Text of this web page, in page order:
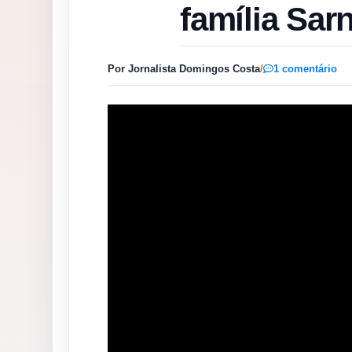
família
Por Jornalista Domingos Costa/ 1 comentário